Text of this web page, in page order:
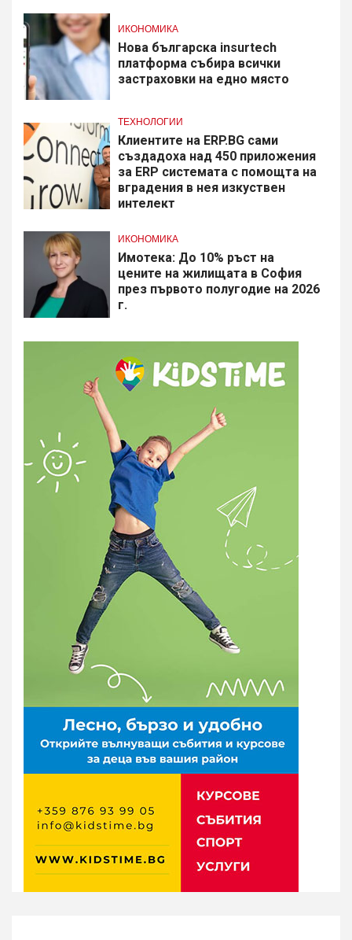
ИКОНОМИКА
Нова българска insurtech
платформа събира всички
застраховки на едно място
ТЕХНОЛОГИИ
Клиентите на ERP.BG сами
създадоха над 450 приложения
за ERP системата с помощта на
вградения в нея изкуствен
интелект
ИКОНОМИКА
Имотека: До 10% ръст на
цените на жилищата в София
през първото полугодие на 2026
г.